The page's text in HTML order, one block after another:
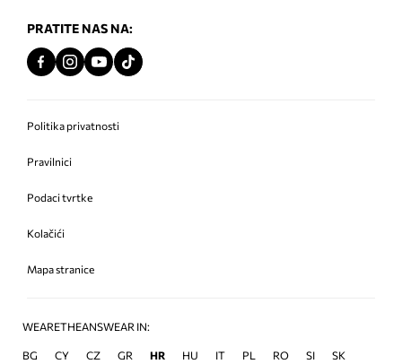
PRATITE NAS NA:
Politika privatnosti
Pravilnici
Podaci tvrtke
Kolačići
Mapa stranice
WEARETHEANSWEAR IN:
BG CY CZ GR HR HU IT PL RO SI SK